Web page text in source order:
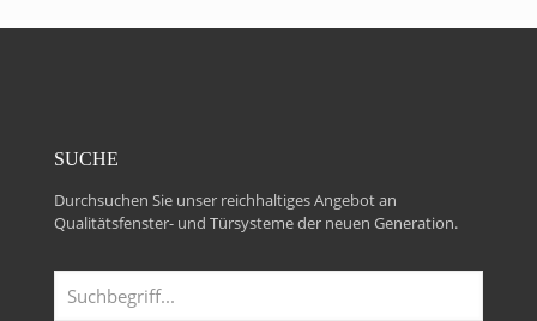
SUCHE
Durchsuchen Sie unser reichhaltiges Angebot an
Qualitätsfenster- und Türsysteme der neuen Generation.